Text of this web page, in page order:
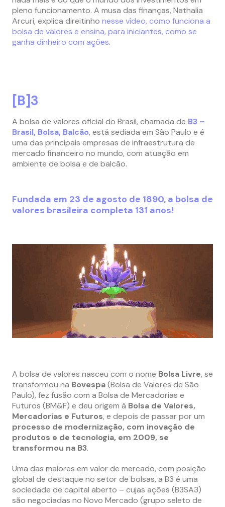
pleno funcionamento. A musa das finanças, Nathalia
Arcuri, explica direitinho nesse vídeo, como funciona a
bolsa de valores e ensina, para iniciantes, como se
ganha dinheiro com ações.
[B]3
A bolsa de valores oficial do Brasil, chamada de B3 –
Brasil, Bolsa, Balcão, está sediada em São Paulo e é
uma das principais empresas de infraestrutura de
mercado financeiro no mundo, com atuação em
ambiente de bolsa e de balcão.
Fundada em 23 de agosto de 1890, a bolsa de
valores brasileira completa 131 anos!
A bolsa de valores nasceu com o nome Bolsa Livre, se
transformou na Bovespa(Bolsa de Valores de São
Paulo), fez fusão com a Bolsa de Mercadorias e
Futuros (BM&F) e deu origem à Bolsa de Valores,
Mercadorias e Futuros, e depois de passar por um
processo de modernização, com inovação de
produtos e de tecnologia, em 2009, se
transformou na B3.
Uma das maiores em valor de mercado, com posição
global de destaque no setor de bolsas, a B3 é uma
sociedade de capital aberto – cujas ações (B3SA3)
são negociadas no Novo Mercado (grupo seleto de